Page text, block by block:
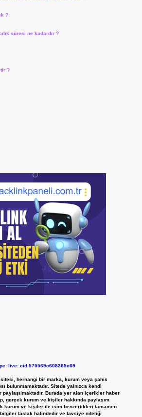
?
süresi ne kadardır ?
?
live:.cid.575569c608265c69
sitesi, herhangi bir marka, kurum veya şahıs
bulunmamaktadır. Sitede yalnızca kendi
paylaşılmaktadır. Burada yer alan içerikler haber
gerçek kurum ve kişiler hakkında paylaşım
kurum ve kişiler ile isim benzerlikleri tamamen
taslak halindedir ve tavsiye niteliği